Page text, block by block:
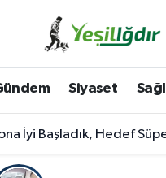
Siyaset
İyi Başladık, Hedef
Vakitleri